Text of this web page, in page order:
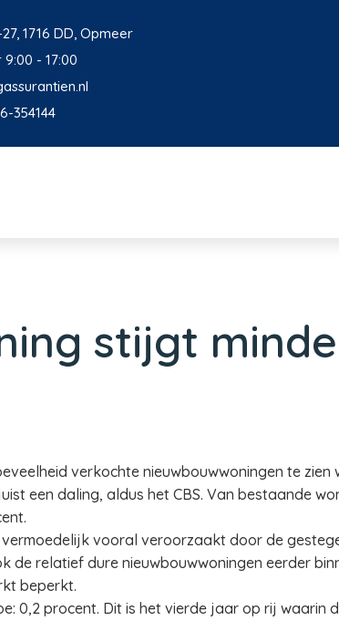
1716 DD, Opmeer
9:00 - 17:00
354144
stijgt
verkochte nieuwbouwwoningen te zien
een daling, aldus het CBS. Van bestaande
vooral veroorzaakt door de
de relatief dure nieuwbouwwoningen eerder
beperkt.
0,2 procent. Dit is het vierde jaar op rij waarin